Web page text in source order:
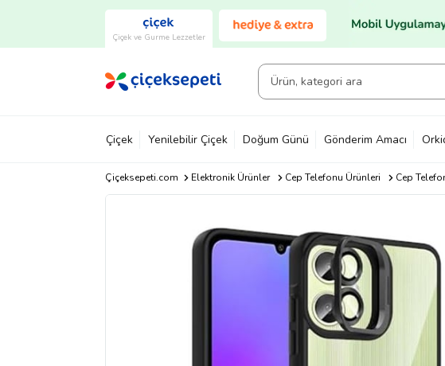
Çiçek ve Gurme Lezzetler
Çiçek Yenilebilir Çiçek Doğum Günü Gönderim Amacı
Çiçeksepeti.com Elektronik Ürünler Cep Telefonu Ürünleri Cep